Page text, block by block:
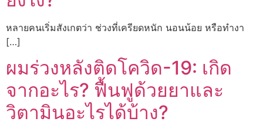
หลายคนเริ่มสังเกตว่า ช่วงที่เครียดหนัก นอนน้อย หรือทำงา
[…]
ผมร่วงหลังติดโควิด-19: เกิด
จากอะไร? ฟื้นฟูด้วยยาและ
วิตามินอะไรได้บ้าง?